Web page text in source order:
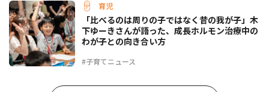
育児
#子育てニュース
「比べるのは周りの子ではなく昔の我が子」木
下ゆーきさんが語った、成長ホルモン治療中の
わが子との向き合い方